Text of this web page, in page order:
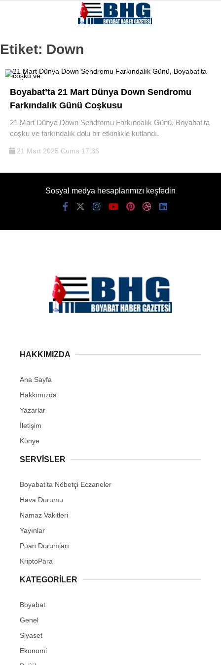
Etiket: Down
Boyabat’ta 21 Mart Dünya Down Sendromu
Farkındalık Günü Coşkusu
21 Mart Dünya Down Sendromu Farkındalık Günü, Boyabat'ta
coşku ve farkındalık dolu bir etkinlikle kutlandı.
21 Mart 2025 Cuma 17:36
Sosyal medya hesaplarımızı keşfedin
HAKKIMIZDA
Ana Sayfa
Hakkımızda
Yazarlar
İletişim
Künye
SERVISLER
Boyabat’ta Nöbetçi Eczaneler
Hava Durumu
Namaz Vakitleri
Yayınlar
Puan Durumları
KriptoPara
KATEGORILER
Boyabat
Genel
Siyaset
Ekonomi